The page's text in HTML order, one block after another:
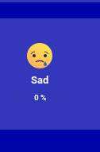
Sad
0%